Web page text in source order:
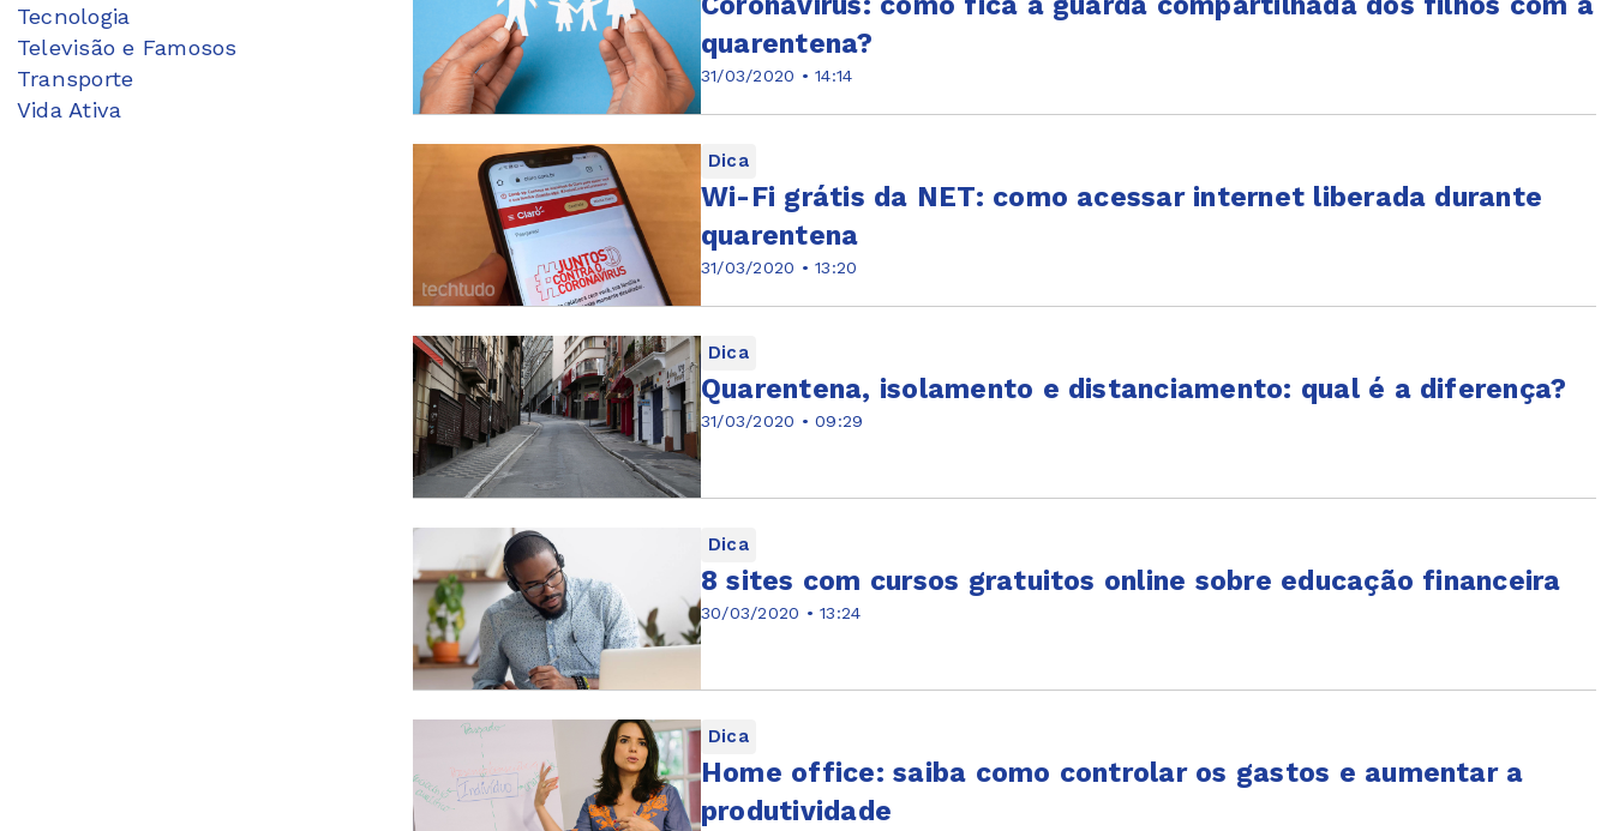
Tecnologia
Televisão e Famosos
Transporte
Vida Ativa
31/03/2020 • 14:14
quarentena?
Dica
31/03/2020 • 13:20
Wi-Fi grátis da NET: como acessar internet liberada durante
quarentena
Dica
31/03/2020 • 09:29
Quarentena, isolamento e distanciamento: qual é a diferença?
Dica
30/03/2020 • 13:24
8 sites com cursos gratuitos online sobre educação financeira
Dica
Home office: saiba como controlar os gastos e aumentar a
produtividade